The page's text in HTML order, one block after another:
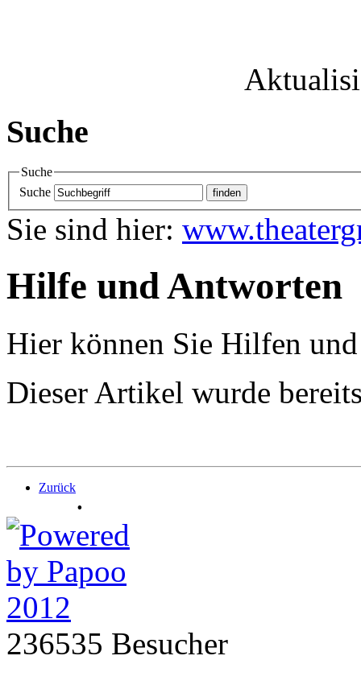
Suche
Suche
Suche
Sie sind hier:
Hilfe und Antworten
Hier können Sie Hilfen
Dieser Artikel wurde
Zurück.
236535 Besucher